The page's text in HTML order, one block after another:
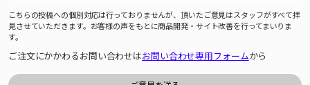
こちらの投稿への個別対応は行っておりませんが、頂いたご意見はスタッフがすべて拝
見させていただきます。お客様の声をもとに商品開発・サイト改善を行ってまいりま
す。
ご注文にかかわるお問い合わせはお問い合わせ専用フォームから